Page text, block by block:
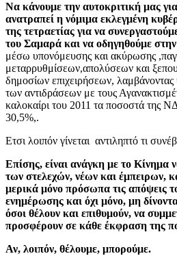
Να κάνουμε την αυτοκριτική μας
ανατραπεί η νόμιμα εκλεγμένη
της τετραετίας για να
του Σαμαρά και να οδηγηθούμε
μέσω υπονόμευσης και ακύρωσης
μεταρρυθμίσεων,απολύσεων και
δημοσίων επιχειρήσεων,
των αντιδράσεων με τους
καλοκαίρι του 2011 τα ποσοστά της
30,5%,.
Ετσι λοιπόν γίνεται αντιληπτό τι
Επίσης, είναι ανάγκη με το Κίνημα
των στελεχών, νέων και έμπειρων,
μερικά μόνο πρόσωπα τις απόψεις
ενημέρωσης και όχι μόνο, μη
όσοι θέλουν και επιθυμούν, να
προσφέρουν σε κάθε έκφραση της
Αν, λοιπόν, θέλουμε, μπορούμε.